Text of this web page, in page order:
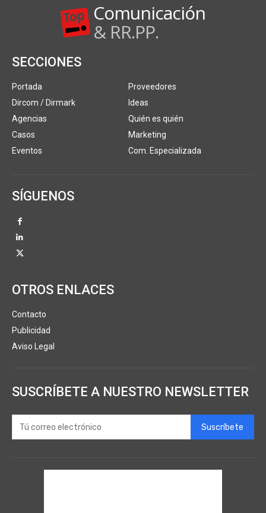
Comunicación
& RR.PP.
SECCIONES
Portada
Dircom / Dirmark
Agencias
Casos
Eventos
Proveedores
Ideas
Quién es quién
Marketing
Com. Especializada
SÍGUENOS
OTROS ENLACES
Contacto
Publicidad
Aviso Legal
SUSCRÍBETE A NUESTRO NEWSLETTER
Suscríbete